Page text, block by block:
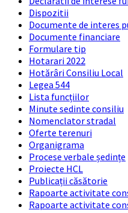
Dispozitii
Documente de interes
Documente financiare
Formulare tip
Hotarari 2022
Hotărâri Consiliu Local
Legea 544
Lista funcțiilor
Minute sedinte consiliu
Nomenclator stradal
Oferte terenuri
Organigrama
Procese verbale ședințe
Proiecte HCL
Publicații căsătorie
Rapoarte activitate
Rapoarte activitate